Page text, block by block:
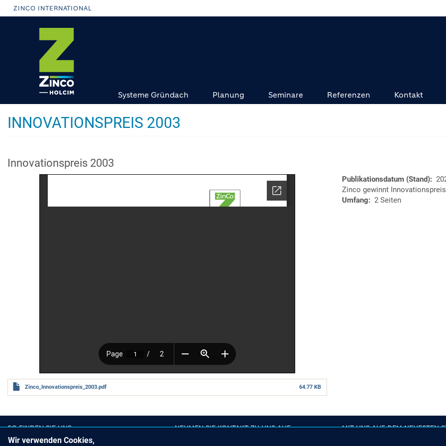
Direkt
zum
ZINCO INTERNATIONAL
Systeme Gründach Planung Seminare Referenzen Kontakt
INNOVATIONSPREIS 2003
Innovationspreis 2003
Zinco_Innovationspreis_2003.pdf 64.77 KB
Publikationsdatum (Stand)
Zinco gewinnt
Umfang
2 Seiten
SO FINDEN SIE UNS NEHMEN SIE KONTAKT ZU UNS AUF MIT UNS AUF DEM NEUESTEN
Wir verwenden Cookies,